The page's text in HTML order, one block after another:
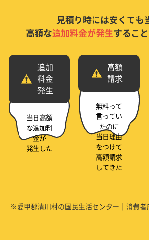
見積り時には安くても
高額な追加料金が発生するこ
追加
料金
発生
当日高額
な追加料
金が
発生した
高額
請求
無料って
言ってい
たのに
当日理由
をつけて
高額請求
してきた
※愛甲郡清川村の国民生活センター｜消費者